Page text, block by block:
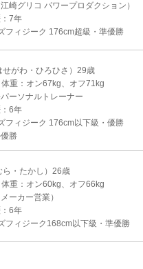
崎グリコ パワープロダクション）
7年
フィジーク 176cm超級・準優勝
せがわ・ひろひさ）29歳
重：オン67kg、オフ71kg
ーソナルトレーナー
6年
フィジーク 176cm以下級・優勝
勝
ら・たかし）26歳
重：オン60kg、オフ66kg
ーカー営業）
6年
フィジーク168cm以下級・準優勝